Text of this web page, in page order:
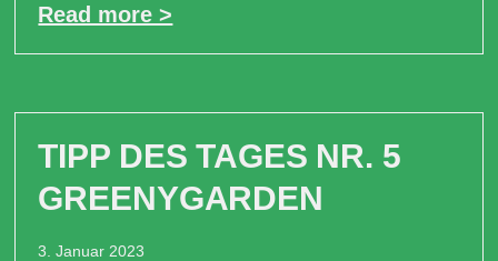
Read more >
TIPP DES TAGES NR. 5
GREENYGARDEN
3. Januar 2023